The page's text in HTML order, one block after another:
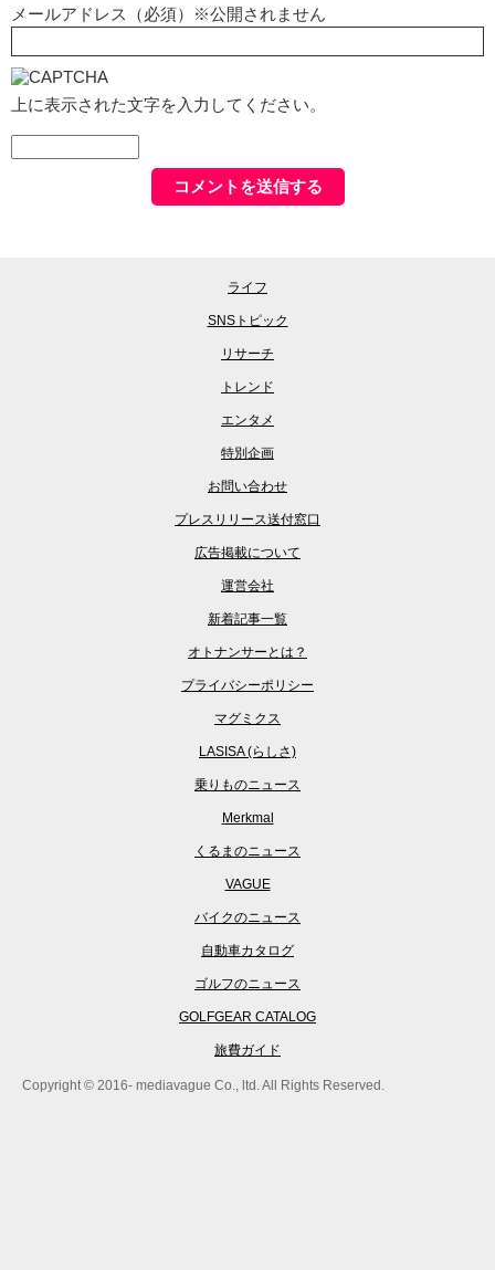
メールアドレス（必須）※公開されません
上に表示された文字を入力してください。
ライフ
SNSトピック
リサーチ
トレンド
エンタメ
特別企画
お問い合わせ
プレスリリース送付窓口
広告掲載について
運営会社
新着記事一覧
オトナンサーとは？
プライバシーポリシー
マグミクス
LASISA (らしさ)
乗りものニュース
Merkmal
くるまのニュース
VAGUE
バイクのニュース
自動車カタログ
ゴルフのニュース
GOLFGEAR CATALOG
旅費ガイド
Copyright © 2016- mediavague Co., ltd. All Rights Reserved.